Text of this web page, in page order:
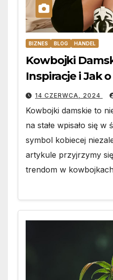
BIZNES BLOG HANDEL
Kowbojki
Inspiracje i Jak
14 CZERWCA, 2024
Kowbojki damskie to
na stałe wpisało się w
symbol kobiecej
artykule przyjrzymy
trendom w